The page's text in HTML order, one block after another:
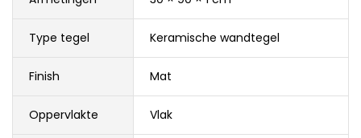
Type tegel Keramische wandtegel
Finish Mat
Oppervlakte Vlak